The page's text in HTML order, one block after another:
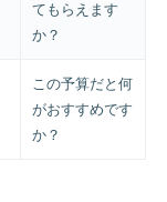
てもらえます
か？
この予算だと何
がおすすめです
か？